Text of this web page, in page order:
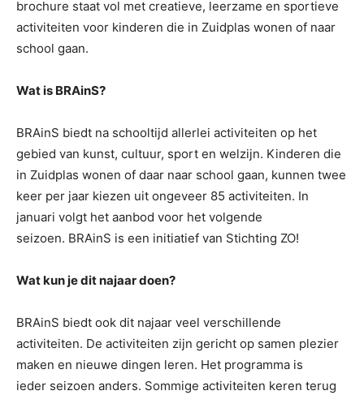
brochure staat vol met creatieve, leerzame en sportieve
activiteiten voor kinderen die in Zuidplas wonen of naar
school gaan.
Wat is BRAinS?
BRAinS biedt na schooltijd allerlei activiteiten op het
gebied van kunst, cultuur, sport en welzijn. Kinderen die
in Zuidplas wonen of daar naar school gaan, kunnen twee
keer per jaar kiezen uit ongeveer 85 activiteiten. In
januari volgt het aanbod voor het volgende
seizoen. BRAinS is een initiatief van Stichting ZO!
Wat kun jeditnajaardoen?
BRAinS biedt ook dit najaar veel verschillende
activiteiten. De activiteiten zijn gericht op samen plezier
maken en nieuwe dingen leren. Het programma is
ieder seizoen anders. Sommige activiteiten keren terug